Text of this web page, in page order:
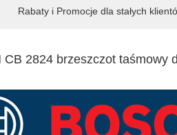
Rabaty i Promocje dla stałych
CB 2824 brzeszczot taśmowy